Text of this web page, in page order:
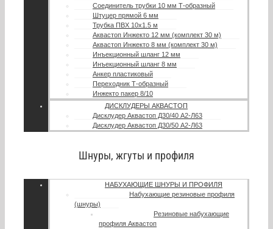
Соединитель трубки 10 мм Т-образный
Штуцер прямой 6 мм
Трубка ПВХ 10х1.5 м
Аквастоп Инжекто 12 мм (комплект 30 м)
Аквастоп Инжекто 8 мм (комплект 30 м)
Инъекционный шланг 12 мм
Инъекционный шланг 8 мм
Анкер пластиковый
Переходник Т-образный
Инжекто пакер 8/10
ДИСКЛУДЕРЫ АКВАСТОП
Дисклудер Аквастоп Д30/40 А2-Л63
Дисклудер Аквастоп Д30/50 А2-Л63
Шнуры, жгуты и профиля
НАБУХАЮЩИЕ ШНУРЫ И ПРОФИЛЯ
Набухающие резиновые профиля
(шнуры)
Резиновые набухающие
профиля Аквастоп